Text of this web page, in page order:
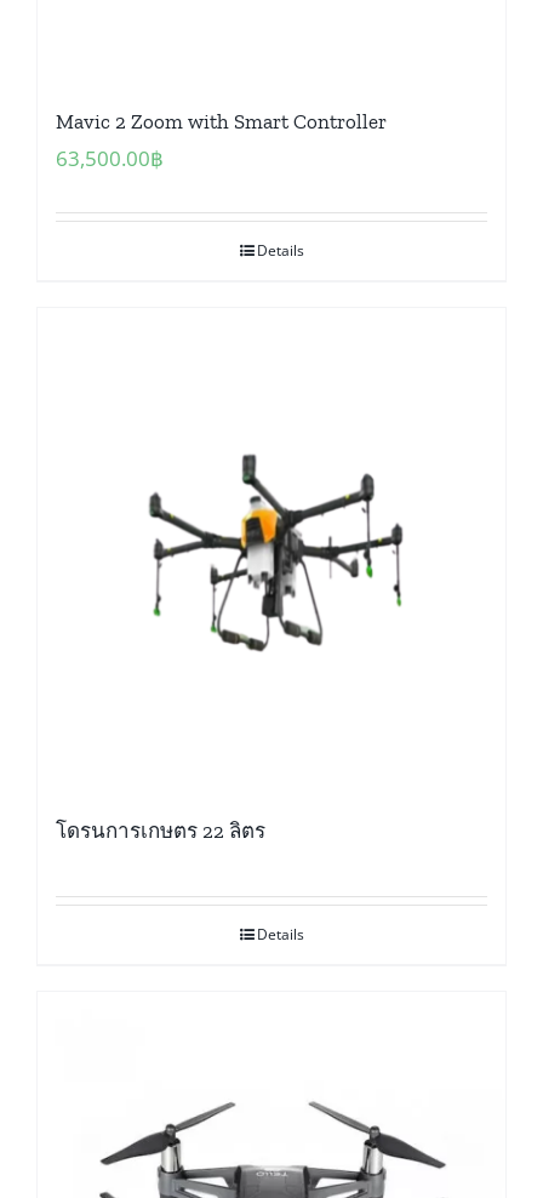
Mavic 2 Zoom with Smart Controller
63,500.00฿
Details
โดรนการเกษตร 22 ลิตร
Details